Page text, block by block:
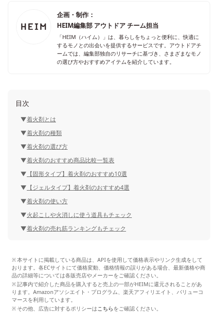
企画・制作：
HEIM編集部 アウトドア チーム担当
「HEIM（ハイム）」は、暮らしをちょっと便利に、快適に
するモノとの出会いを提供するサービスです。アウトドアチ
ームでは、編集部独自のリサーチに基づき、さまざまなモノ
の選び方やおすすめアイテムを紹介しています。
目次
着火剤とは
着火剤の種類
着火剤の選び方
着火剤のおすすめ商品比較一覧表
【固形タイプ】着火剤のおすすめ10選
【ジェルタイプ】着火剤のおすすめ4選
着火剤の使い方
火起こしや火消しに使う道具もチェック
着火剤の売れ筋ランキングもチェック
本サイトに掲載している商品は、APIを使用して価格表示やリンク生成をして
おります。各ECサイトにて価格変動、価格情報の誤りがある場合、最新価格や商
品の詳細等については各販売店やメーカーをご確認ください。
記事内で紹介した商品を購入すると売上の一部がHEIMに還元されることがあ
ります。Amazonアソシエイト・プログラム、楽天アフィリエイト、バリューコ
マースを利用しています。
その他、広告に対するポリシーはこちらをご確認ください。